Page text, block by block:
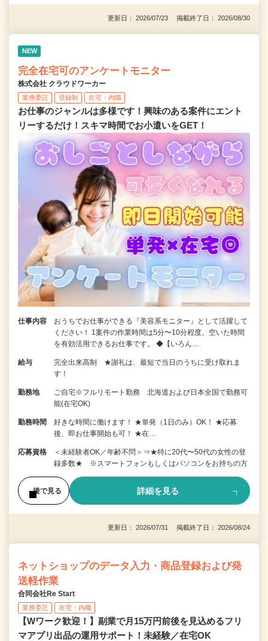
更新日： 2026/07/23 掲載終了日： 2026/08/30
NEW
完全在宅可のアンケートモニター
株式会社 クラウドワーカー
業務委託 登録制 在宅・内職
お仕事のジャンルは多様です！興味のある案件にエント
リーするだけ！スキマ時間でお小遣いをGET！
仕事内容
おうちでお仕事ができる『美容系モニター』として活躍して
ください！ 1案件の作業時間は5分〜10分程度。空いた時間
を有効活用できるお仕事です。 ◆【いろん…
給与
完全出来高制 ★謝礼は、最短で当日のうちに受け取れま
す！
勤務地
ご自宅※フルリモート勤務 北海道および日本全国で勤務可
能(在宅OK)
勤務時間
好きな時間に働けます！ ★単発（1日のみ）OK！ ★応募
後、即お仕事開始も可！ ★在…
応募資格
＜未経験者OK／年齢不問＞⇒★特に20代〜50代の女性の登
録多数★ ※スマートフォンもしくはパソコンをお持ちの方
後で見る 詳細を見る
更新日： 2026/07/31 掲載終了日： 2026/08/24
ネットショップのデータ入力・商品登録および発
送軽作業
合同会社Re Start
業務委託 在宅・内職
【Wワーク歓迎！】副業で月15万円前後を見込めるフリ
マアプリ出品の運用サポート！未経験／在宅OK